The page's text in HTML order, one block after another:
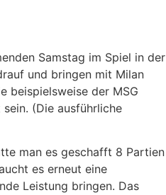
Samstag im Spiel in der
und bringen mit Milan
beispielsweise der MSG
(Die ausführliche
man es geschafft 8 Partien
es erneut eine
Leistung bringen. Das